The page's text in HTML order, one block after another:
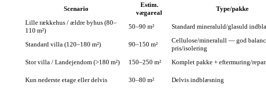
Scenario
Estim.
vægareal
Type/pakke
Lille rækkehus / ældre byhus (80–
110 m²)
50–90 m² Standard mineraluld/glasuld
Standard villa (120–180 m²)
90–150 m²
Cellulose/mineralull — god
pris/isolering
Stor villa / Landejendom (>180 m²) 150–250 m² Komplet pakke + eftermuring/
Kun nederste etage eller delvis
30–80 m² Delvis indblæsning